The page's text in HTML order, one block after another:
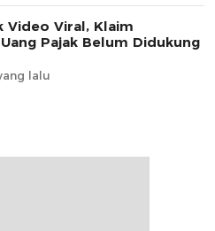
Video Viral, Klaim
Pajak Belum Didukung
lalu